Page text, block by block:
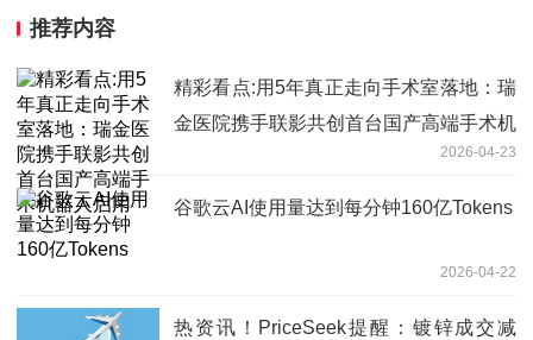
推荐内容
精彩看点:用5年真正走向手术室落地：瑞
金医院携手联影共创首台国产高端手术机
2026-04-23
谷歌云AI使用量达到每分钟160亿Tokens
2026-04-22
热资讯！PriceSeek提醒：镀锌成交减